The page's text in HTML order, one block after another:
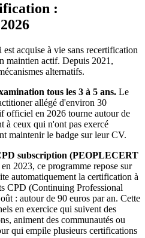
:
acquise à vie sans recertification
maintien actif. Depuis 2021,
alternatifs.
tous les 3 à 5 ans. Le
allégé d'environ 30
officiel en 2026 tourne autour de
à ceux qui n'ont pas exercé
maintenir le badge sur leur CV.
subscription (PEOPLECERT
2023, ce programme repose sur
automatiquement la certification à
CPD (Continuing Professional
: autour de 90 euros par an. Cette
en exercice qui suivent des
animent des communautés ou
qui empile plusieurs certifications